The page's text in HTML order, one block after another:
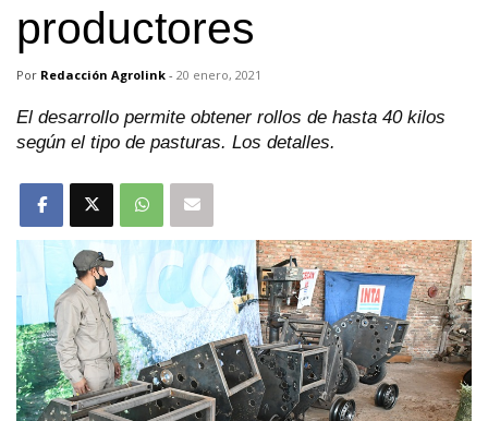
productores
Por Redacción Agrolink - 20 enero, 2021
El desarrollo permite obtener rollos de hasta 40 kilos
según el tipo de pasturas. Los detalles.